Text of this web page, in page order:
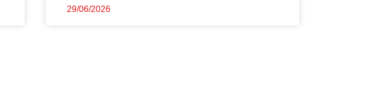
29/06/2026